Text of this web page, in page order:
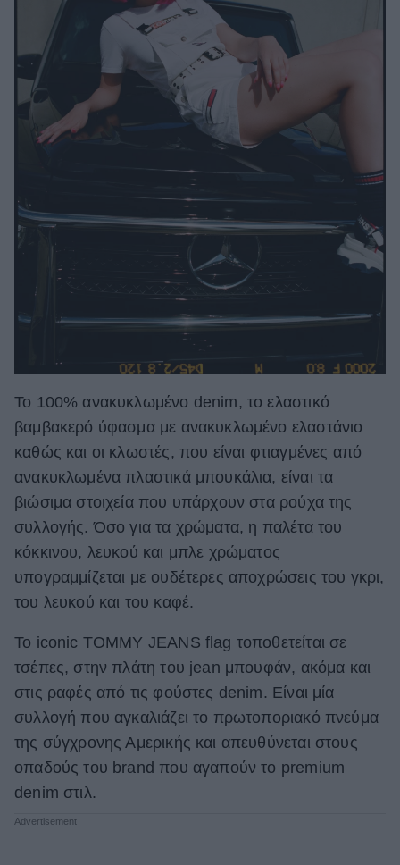
Το 100% ανακυκλωμένο denim, το ελαστικό
βαμβακερό ύφασμα με ανακυκλωμένο ελαστάνιο
καθώς και οι κλωστές, που είναι φτιαγμένες από
ανακυκλωμένα πλαστικά μπουκάλια, είναι τα
βιώσιμα στοιχεία που υπάρχουν στα ρούχα της
συλλογής. Όσο για τα χρώματα, η παλέτα του
κόκκινου, λευκού και μπλε χρώματος
υπογραμμίζεται με ουδέτερες αποχρώσεις του γκρι,
του λευκού και του καφέ.
Το iconic TOMMY JEANS flag τοποθετείται σε
τσέπες, στην πλάτη του jean μπουφάν, ακόμα και
στις ραφές από τις φούστες denim. Είναι μία
συλλογή που αγκαλιάζει το πρωτοποριακό πνεύμα
της σύγχρονης Αμερικής και απευθύνεται στους
οπαδούς του brand που αγαπούν το premium
denim στιλ.